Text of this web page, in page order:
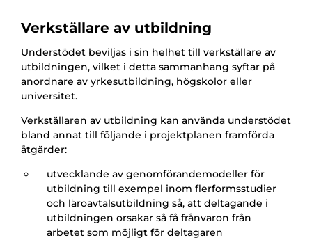
Verkställare av utbildning
Understödet beviljas i sin helhet till verkställare av
utbildningen, vilket i detta sammanhang syftar på
anordnare av yrkesutbildning, högskolor eller
universitet.
Verkställaren av utbildning kan använda understödet
bland annat till följande i projektplanen framförda
åtgärder:
utvecklande av genomförandemodeller för
utbildning till exempel inom flerformsstudier
och läroavtalsutbildning så, att deltagande i
utbildningen orsakar så få frånvaron från
arbetet som möjligt för deltagaren